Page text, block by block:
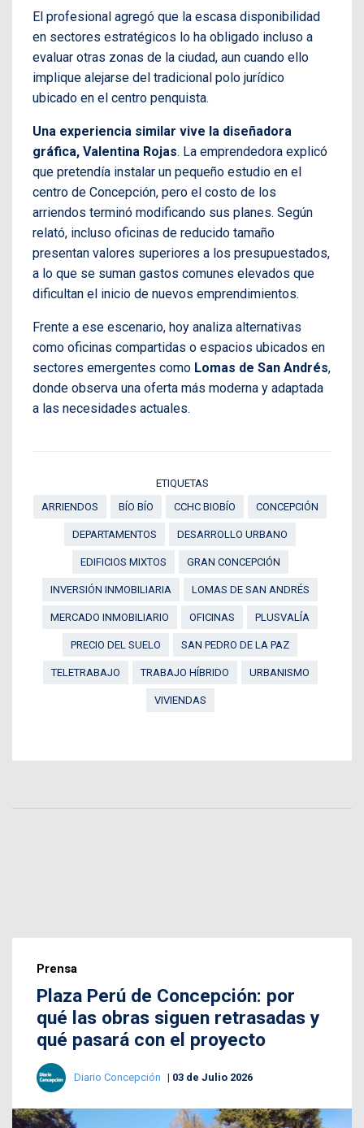
El profesional agregó que la escasa disponibilidad
en sectores estratégicos lo ha obligado incluso a
evaluar otras zonas de la ciudad, aun cuando ello
implique alejarse del tradicional polo jurídico
ubicado en el centro penquista.
Una experiencia similar vive la diseñadora
gráfica, Valentina Rojas. La emprendedora explicó
que pretendía instalar un pequeño estudio en el
centro de Concepción, pero el costo de los
arriendos terminó modificando sus planes. Según
relató, incluso oficinas de reducido tamaño
presentan valores superiores a los presupuestados,
a lo que se suman gastos comunes elevados que
dificultan el inicio de nuevos emprendimientos.
Frente a ese escenario, hoy analiza alternativas
como oficinas compartidas o espacios ubicados en
sectores emergentes como Lomas de San Andrés,
donde observa una oferta más moderna y adaptada
a las necesidades actuales.
ETIQUETAS
ARRIENDOS
BÍO BÍO CCHC BIOBÍO CONCEPCIÓN
DEPARTAMENTOS DESARROLLO URBANO
EDIFICIOS MIXTOS GRAN CONCEPCIÓN
INVERSIÓN INMOBILIARIA LOMAS DE SAN ANDRÉS
MERCADO INMOBILIARIO OFICINAS PLUSVALÍA
PRECIO DEL SUELO SAN PEDRO DE LA PAZ
TELETRABAJO TRABAJO HÍBRIDO URBANISMO
VIVIENDAS
Prensa
Plaza Perú de Concepción: por
qué las obras siguen retrasadas y
qué pasará con el proyecto
Diario Concepción 03 de Julio 2026